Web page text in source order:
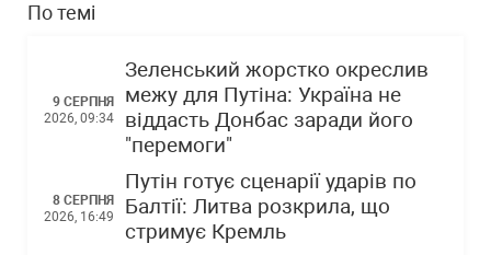
По темі
9 СЕРПНЯ
2026, 09:34
Зеленський жорстко окреслив
межу для Путіна: Україна не
віддасть Донбас заради його
"перемоги"
8 СЕРПНЯ
2026, 16:49
Путін готує сценарії ударів по
Балтії: Литва розкрила, що
стримує Кремль